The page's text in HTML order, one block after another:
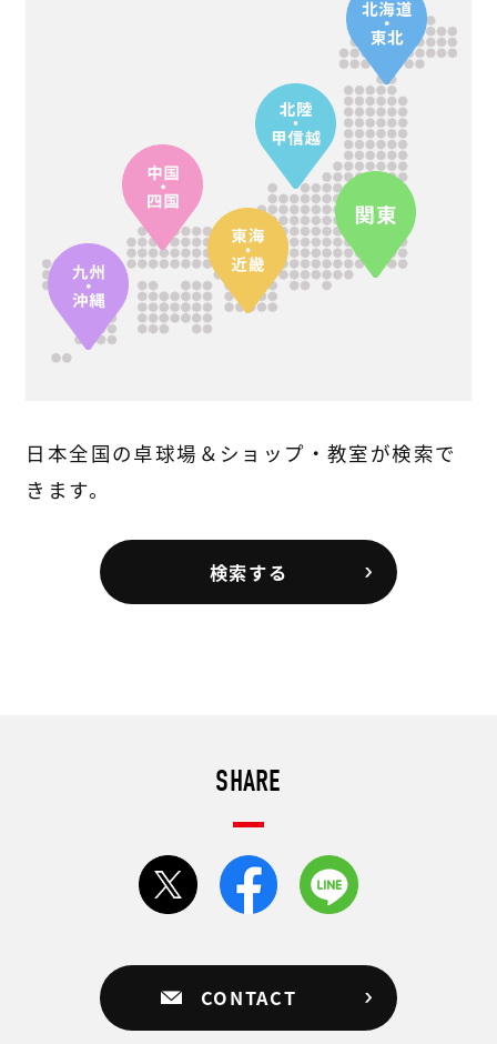
日本全国の卓球場＆ショップ・教室が検索で
きます。
検索する
SHARE
CONTACT